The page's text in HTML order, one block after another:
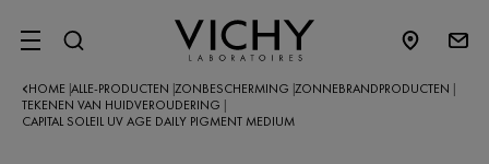
SITE MENU
HOME ALLE-PRODUCTEN ZONBESCHERMING ZONNEBRANDPRODUCTEN
TEKENEN VAN HUIDVEROUDERING
CAPITAL SOLEIL UV AGE DAILY PIGMENT MEDIUM